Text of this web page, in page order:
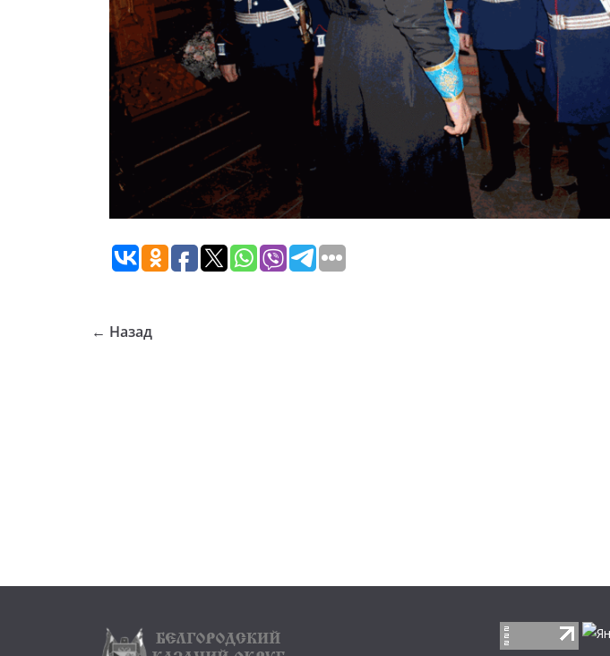
← Назад